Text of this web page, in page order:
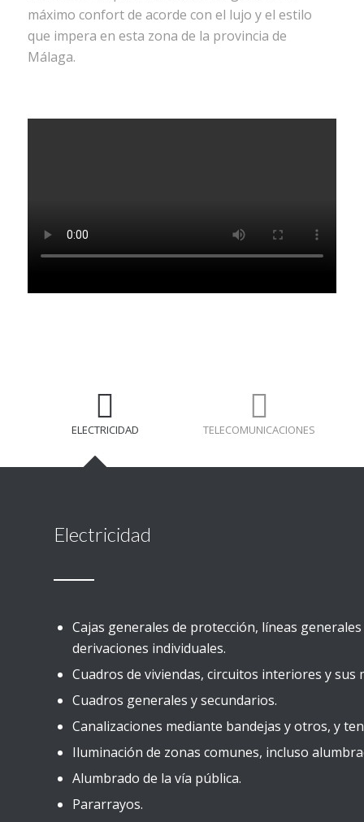
máximo confort de acorde con el lujo y el estilo
que impera en esta zona de la provincia de
Málaga.
ELECTRICIDAD TELECOMUNICACIONES
Electricidad
Cajas generales de protección, líneas
derivaciones individuales.
Cuadros de viviendas, circuitos interiores y sus
Cuadros generales y secundarios.
Canalizaciones mediante bandejas y otros, y
Iluminación de zonas comunes, incluso
Alumbrado de la vía pública.
Pararrayos.